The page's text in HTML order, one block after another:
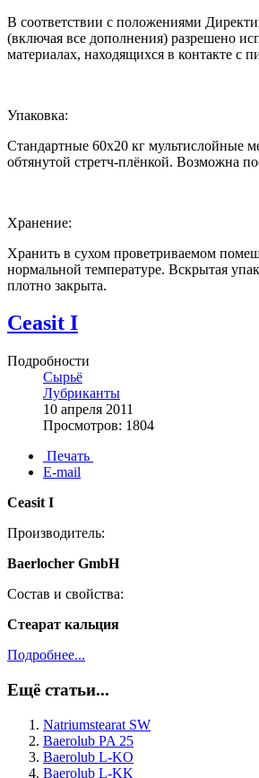
В соответствии с положениями
(включая все дополнения) разрешено
материалах, находящихся в контакте с
Упаковка:
Стандартные 60х20 кг мультислойные
обтянутой стретч-плёнкой. Возможна
Хранение:
Хранить в сухом проветриваемом
нормальной температуре. Вскрытая
плотно закрыта.
Ceasit I
Подробности
Сырьё
Лубриканты
10 апреля 2011
Просмотров: 1804
Печать
E-mail
Ceasit I
Производитель:
Baerlocher GmbH
Состав и свойства:
Стеарат кальция
Подробнее...
Ещё статьи...
Natriumstearat SW
Baerolub PA 25
Baerolub L-KO
Baerolub L-KK